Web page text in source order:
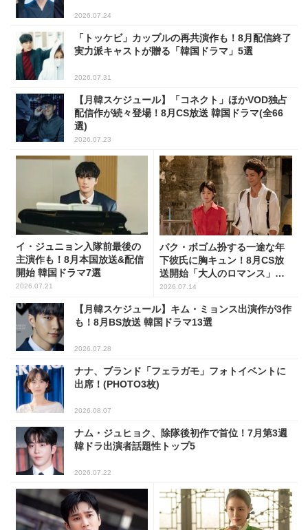
2026.07.24
「トッケビ」カップルの再共演作も！8月配信終了
実力派キャストが贈る「韓国ドラマ」5選
2026.07.31
【月韓スケジュール】「コネクト」ほかVOD独占
配信作が続々登場！8月CS放送 韓国ドラマ(全66
選)
2026.07.23
イ・ジュニョン入隊前最後の
主演作も！8月本国放送&配信
開始 韓国ドラマ7選
2026.07.21
パク・ボゴム扮する一途な年
下彼氏に胸キュン！8月CS放
送開始「大人のロマンス」韓
ドラ6選
2026.07.14
【月韓スケジュール】キム・ミョンス出演作が3作
も！8月BS放送 韓国ドラマ13選
2026.07.28
ナナ、ブランド「フェラガモ」フォトイベントに
出席！(PHOTO3枚)
2026.08.07
ナム・ジュヒョク、除隊後初作で首位！7月第3週
韓ドラ出演者話題性トップ5
2026.07.22